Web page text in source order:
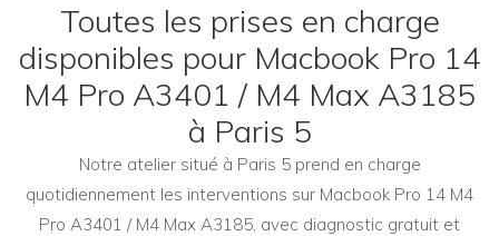
Toutes les prises en charge
disponibles pour Macbook Pro 14
M4 Pro A3401 / M4 Max A3185
à Paris 5
Notre atelier situé à Paris 5 prend en charge
quotidiennement les interventions sur Macbook Pro 14 M4
Pro A3401 / M4 Max A3185, avec diagnostic gratuit et